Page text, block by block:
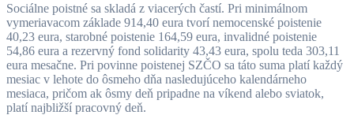
Sociálne poistné sa skladá z viacerých častí. Pri minimálnom
vymeriavacom základe 914,40 eura tvorí nemocenské poistenie
40,23 eura, starobné poistenie 164,59 eura, invalidné poistenie
54,86 eura a rezervný fond solidarity 43,43 eura, spolu teda 303,11
eura mesačne. Pri povinne poistenej SZČO sa táto suma platí každý
mesiac v lehote do ôsmeho dňa nasledujúceho kalendárneho
mesiaca, pričom ak ôsmy deň pripadne na víkend alebo sviatok,
platí najbližší pracovný deň.